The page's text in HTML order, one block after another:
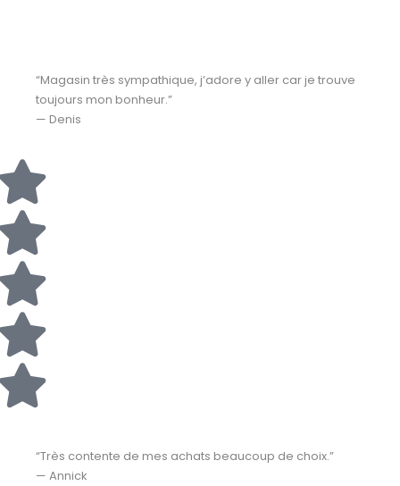
“Magasin très sympathique, j’adore y aller car je trouve
toujours mon bonheur.”
— Denis
“Très contente de mes achats beaucoup de choix.”
— Annick